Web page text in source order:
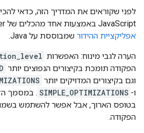
לפני שקוראים את המדריך הזה, כדאי
JavaScript באמצעות אחד מהכלים של Closure Compiler, כמו
אפליקציית ההידור שמבוססת על Java.
הערה לגבי מינוח: האפשרות
הפקודה תומכת בקיצורים הנפוצים יותר
וגם בקיצורים המדויקים יותר
ו- SIMPLE_OPTIMIZATIONS . במסמך
בטופס הארוך, אבל אפשר להשתמש
הפקודה.